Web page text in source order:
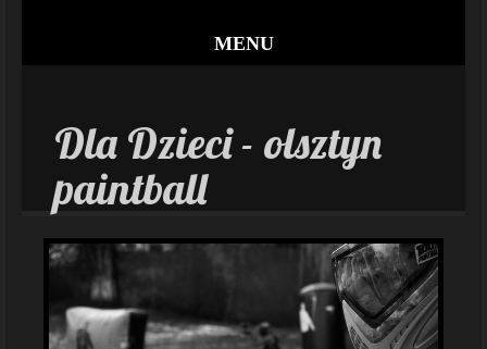
MENU
Dla Dzieci - olsztyn
paintball